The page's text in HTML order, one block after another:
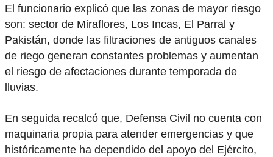
El funcionario explicó que las zonas de mayor riesgo
son: sector de Miraflores, Los Incas, El Parral y
Pakistán, donde las filtraciones de antiguos canales
de riego generan constantes problemas y aumentan
el riesgo de afectaciones durante temporada de
lluvias.
En seguida recalcó que, Defensa Civil no cuenta con
maquinaria propia para atender emergencias y que
históricamente ha dependido del apoyo del Ejército,